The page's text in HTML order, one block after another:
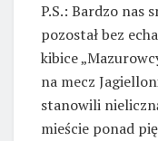
P.S.: Bardzo nas
pozostał bez
kibice
na mecz
stanowili
mieście ponad